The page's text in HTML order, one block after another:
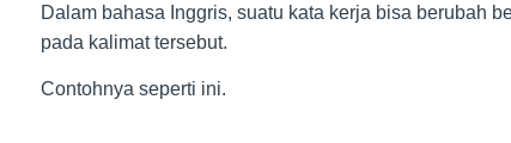
Dalam bahasa Inggris, suatu kata kerja bisa berubah
pada kalimat tersebut.
Contohnya seperti ini.